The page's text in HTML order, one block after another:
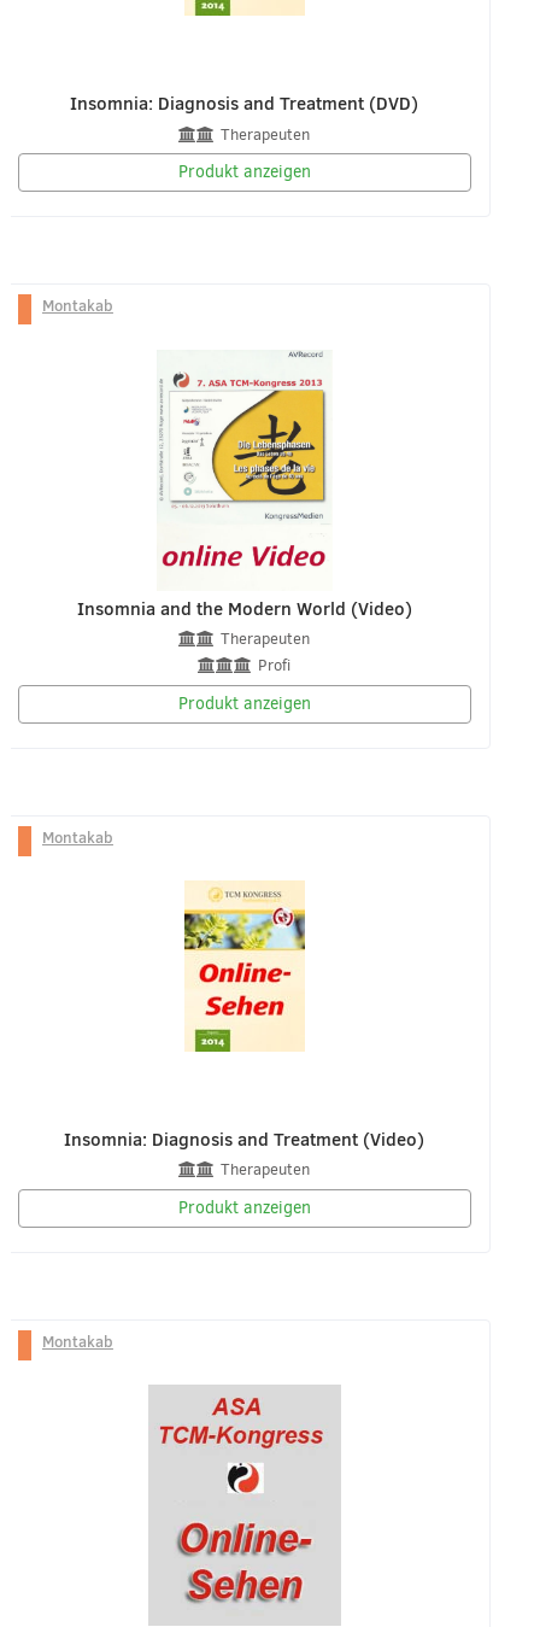
Insomnia: Diagnosis and Treatment (DVD)
Therapeuten
Produkt anzeigen
Montakab
Insomnia and the Modern World (Video)
Therapeuten
Profi
Produkt anzeigen
Montakab
Insomnia: Diagnosis and Treatment (Video)
Therapeuten
Produkt anzeigen
Montakab